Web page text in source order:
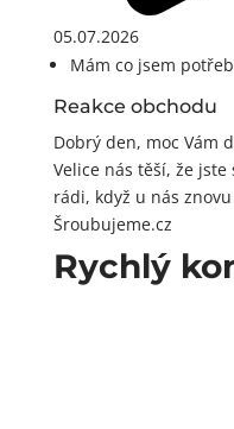
05.07.2026
Mám co jsem
Reakce obchodu
Dobrý den, moc Vám
Velice nás těší, že
rádi, když u nás
Šroubujeme.cz
Rychlý